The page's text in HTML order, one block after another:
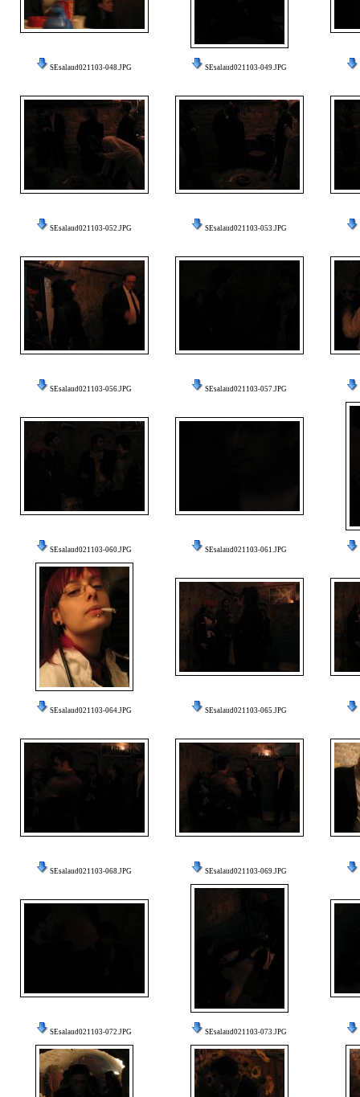
SEsalaud021103-048.JPG SEsalaud021103-049.JPG
SEsalaud021103-052.JPG SEsalaud021103-053.JPG
SEsalaud021103-056.JPG SEsalaud021103-057.JPG
SEsalaud021103-060.JPG SEsalaud021103-061.JPG
SEsalaud021103-064.JPG SEsalaud021103-065.JPG
SEsalaud021103-068.JPG SEsalaud021103-069.JPG
SEsalaud021103-072.JPG SEsalaud021103-073.JPG